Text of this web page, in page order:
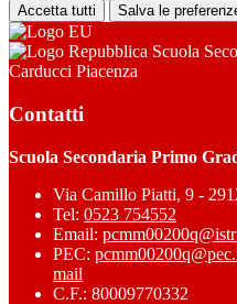
Accetta tutti Salva le
Scuola
Carducci Piacenza
Contatti
Scuola Secondaria Primo
Via Camillo Piatti, 9 -
Tel: 0523 754552
Email:
PEC:
mail
C.F.: 80009770332